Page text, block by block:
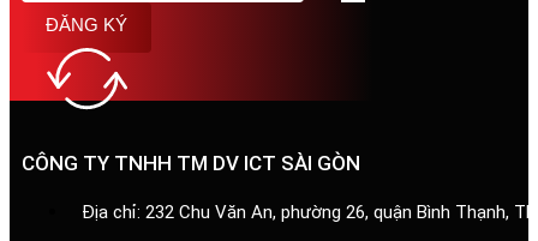
ĐĂNG KÝ
CÔNG TY TNHH TM DV ICT SÀI GÒN
Địa chỉ: 232 Chu Văn An, phường 26, quận Bình Thạnh,